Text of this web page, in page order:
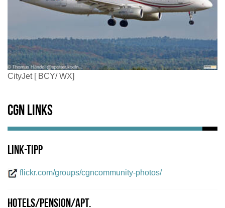
CityJet [ BCY/ WX]
CGN Links
Link-Tipp
flickr.com/groups/cgncommunity-photos/
Hotels/Pension/Apt.